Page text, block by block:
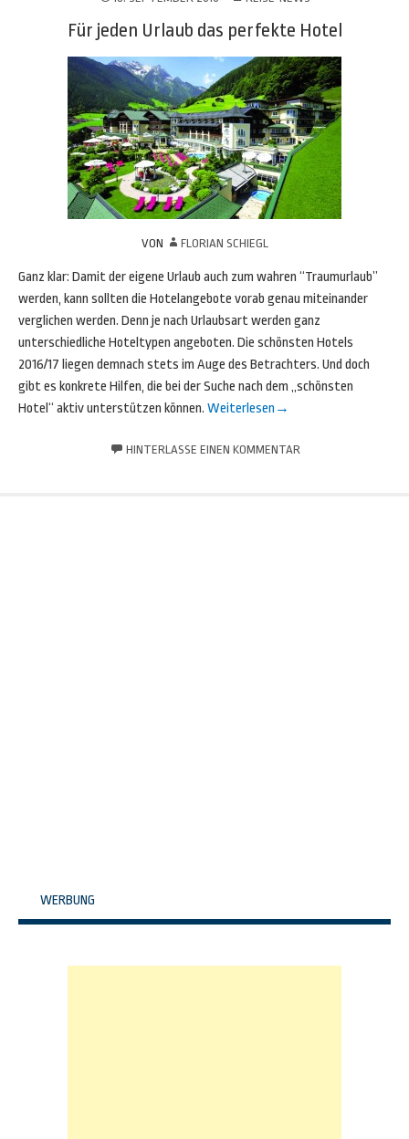
Für jeden Urlaub das perfekte Hotel
VON FLORIAN SCHIEGL
Ganz klar: Damit der eigene Urlaub auch zum wahren “Traumurlaub”
werden, kann sollten die Hotelangebote vorab genau miteinander
verglichen werden. Denn je nach Urlaubsart werden ganz
unterschiedliche Hoteltypen angeboten. Die schönsten Hotels
2016/17 liegen demnach stets im Auge des Betrachters. Und doch
gibt es konkrete Hilfen, die bei der Suche nach dem „schönsten
Hotel“ aktiv unterstützen können. Weiterlesen →
HINTERLASSE EINEN KOMMENTAR
WERBUNG